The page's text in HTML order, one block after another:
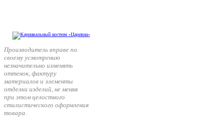
Производитель вправе по
своему усмотрению
незначительно изменять
оттенок, фактуру
материалов и элементы
отделки изделий, не меняя
при этом целостного
стилистического оформления
товара.